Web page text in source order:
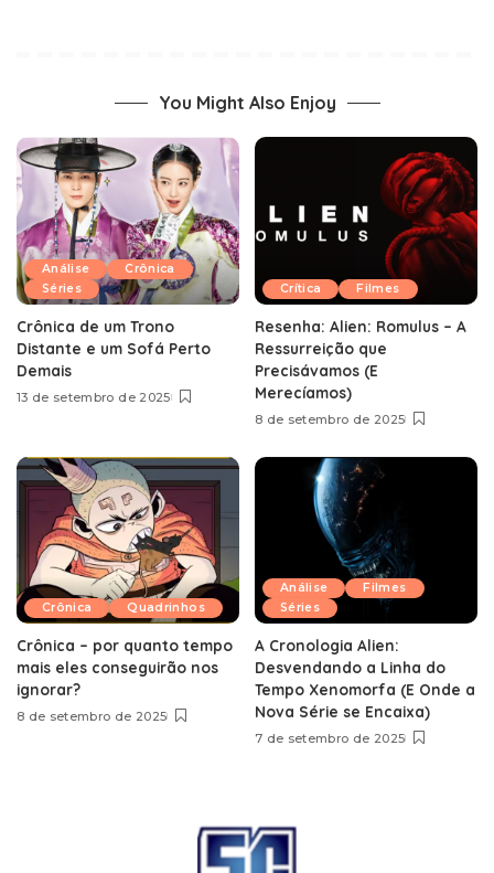
You Might Also Enjoy
Análise
Crônica
Séries
Crônica de um Trono
Distante e um Sofá Perto
Demais
13 de setembro de 2025
Crítica Filmes
Resenha: Alien: Romulus – A
Ressurreição que
Precisávamos (E
Merecíamos)
8 de setembro de 2025
Crônica Quadrinhos
Crônica – por quanto tempo
mais eles conseguirão nos
ignorar?
8 de setembro de 2025
Análise
Filmes
Séries
A Cronologia Alien:
Desvendando a Linha do
Tempo Xenomorfa (E Onde a
Nova Série se Encaixa)
7 de setembro de 2025